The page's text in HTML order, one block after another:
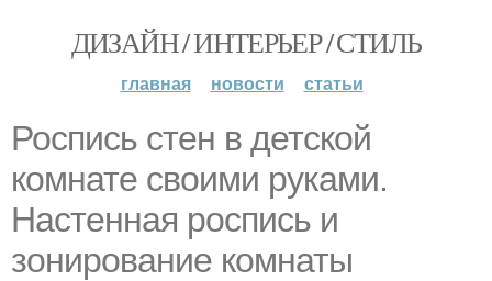
ДИЗАЙН / ИНТЕРЬЕР / СТИЛЬ
главная новости статьи
Роспись стен в детской
комнате своими руками.
Настенная роспись и
зонирование комнаты